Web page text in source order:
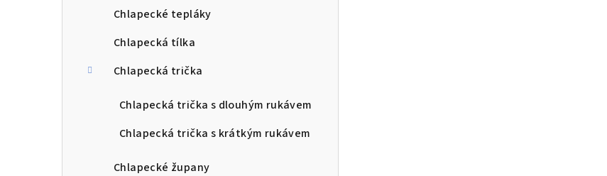
Chlapecké tepláky
Chlapecká tílka
Chlapecká trička
Chlapecká trička s dlouhým rukávem
Chlapecká trička s krátkým rukávem
Chlapecké župany